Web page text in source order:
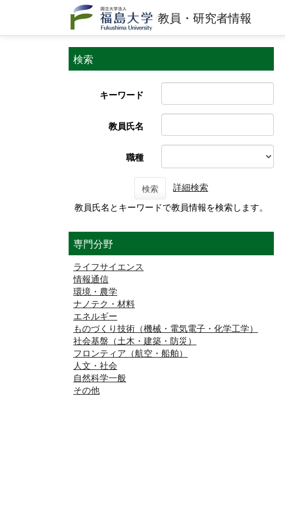
教員・研究者情報
検索
キーワード
教員氏名
職種
検索
詳細検索
教員氏名とキーワードで教員情報を検索します。
専門分野
ライフサイエンス
情報通信
環境・農学
ナノテク・材料
エネルギー
ものづくり技術（機械・電気電子・化学工学）
社会基盤（土木・建築・防災）
フロンティア（航空・船舶）
人文・社会
自然科学一般
その他